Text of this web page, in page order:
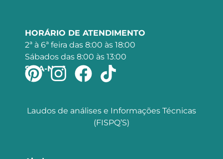
HORÁRIO DE ATENDIMENTO
2ª à 6ª feira das 8:00 às 18:00
Sábados das 8:00 às 13:00
SIGA-NOS
Laudos de análises e Informações Técnicas
(FISPQ’S)